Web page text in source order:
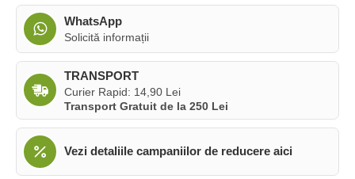
WhatsApp
Solicită informații
TRANSPORT
Curier Rapid: 14,90 Lei
Transport Gratuit de la 250 Lei
Vezi detaliile campaniilor de reducere aici